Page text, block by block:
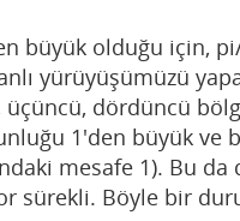
büyük olduğu için,
yürüyüşümüzü
üçüncü, dördüncü
1'den büyük ve
mesafe 1). Bu
sürekli. Böyle bir